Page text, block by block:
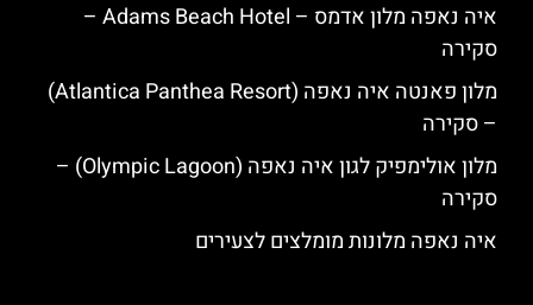
איה נאפה מלון אדמס – Adams Beach Hotel –
סקירה
מלון פאנטה איה נאפה (Atlantica Panthea Resort)
– סקירה
מלון אולימפיק לגון איה נאפה (Olympic Lagoon) –
סקירה
איה נאפה מלונות מומלצים לצעירים